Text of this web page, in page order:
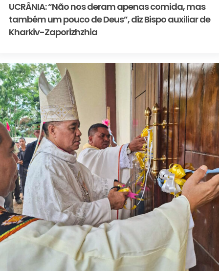
UCRÂNIA: “Não nos deram apenas comida, mas
também um pouco de Deus”, diz Bispo auxiliar de
Kharkiv-Zaporizhzhia